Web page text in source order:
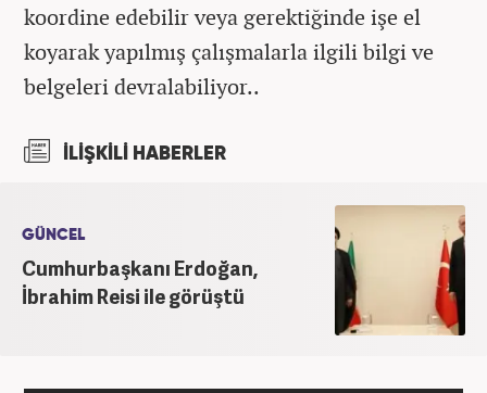
koordine edebilir veya gerektiğinde işe el
koyarak yapılmış çalışmalarla ilgili bilgi ve
belgeleri devralabiliyor..
İLİŞKİLİ HABERLER
GÜNCEL
Cumhurbaşkanı Erdoğan,
İbrahim Reisi ile görüştü